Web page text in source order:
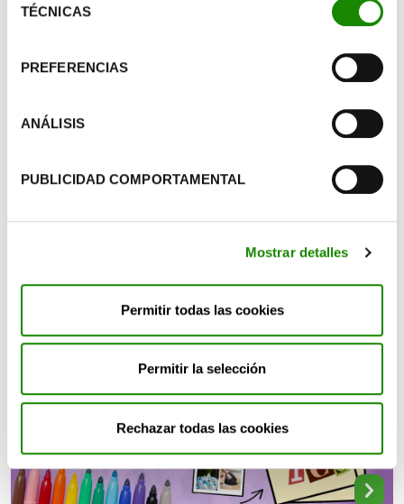
botón “Configurar cookies”, o rechazar su instalación,
TÉCNICAS
PREFERENCIAS
ANÁLISIS
PUBLICIDAD COMPORTAMENTAL
Mostrar detalles
Permitir todas las cookies
Permitir la selección
Rechazar todas las cookies
¡Que suene la imaginación!
instrumentos únicos reutilizando materiales ¿Una
se transforma en guitarra? ¡Todo es posible cuando la
creatividad dirige la orquesta!